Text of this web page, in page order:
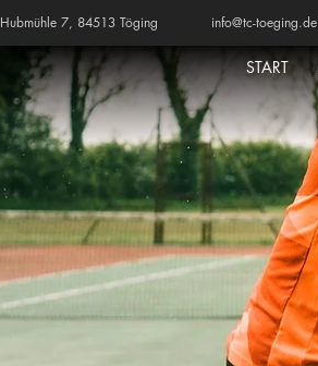
START
Hubmühle 7, 84513 Töging info@tc-toeging.de